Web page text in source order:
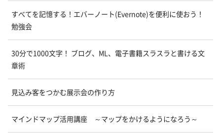
すべてを記憶する！エバーノート(Evernote)を便利に使おう！
勉強会
30分で1000文字！ ブログ、ML、電子書籍スラスラと書ける文
章術
見込み客をつかむ展示会の作り方
マインドマップ活用講座 ～マップをかけるようになろう～